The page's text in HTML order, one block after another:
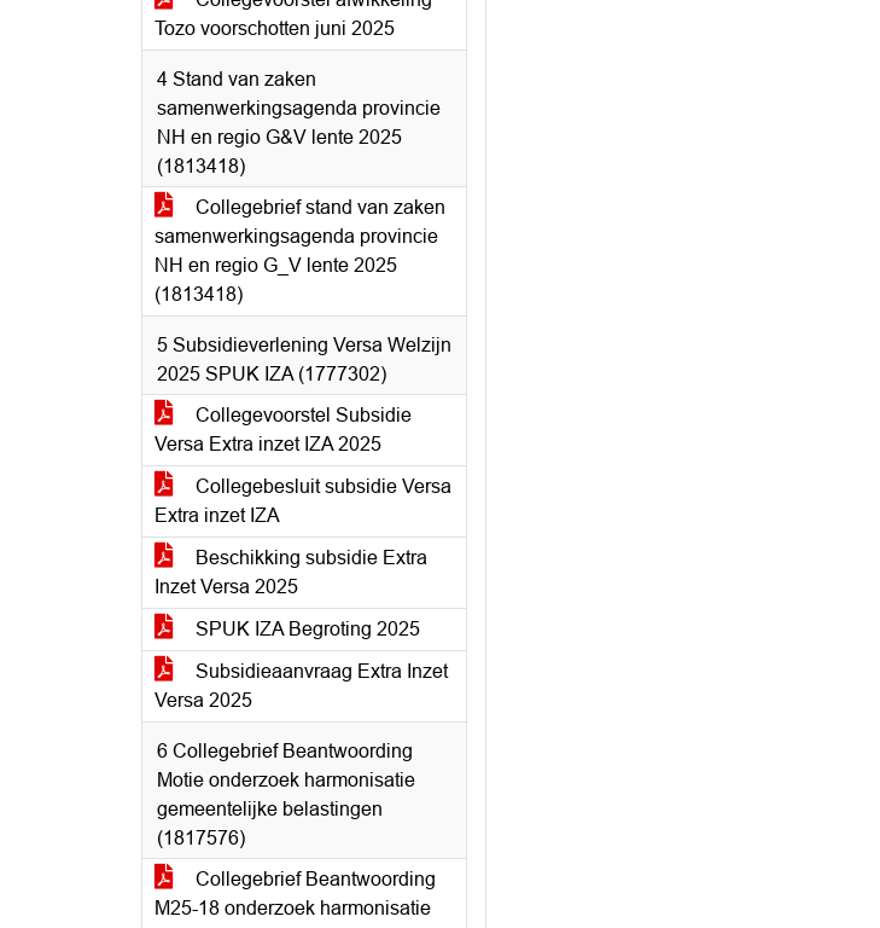
Tozo voorschotten juni 2025
4 Stand van zaken
samenwerkingsagenda provincie
NH en regio G&V lente 2025
(1813418)
Collegebrief stand van zaken
samenwerkingsagenda provincie
NH en regio G_V lente 2025
(1813418)
5 Subsidieverlening Versa Welzijn
2025 SPUK IZA (1777302)
Collegevoorstel Subsidie
Versa Extra inzet IZA 2025
Collegebesluit subsidie Versa
Extra inzet IZA
Beschikking subsidie Extra
Inzet Versa 2025
SPUK IZA Begroting 2025
Subsidieaanvraag Extra Inzet
Versa 2025
6 Collegebrief Beantwoording
Motie onderzoek harmonisatie
gemeentelijke belastingen
(1817576)
Collegebrief Beantwoording
M25-18 onderzoek harmonisatie